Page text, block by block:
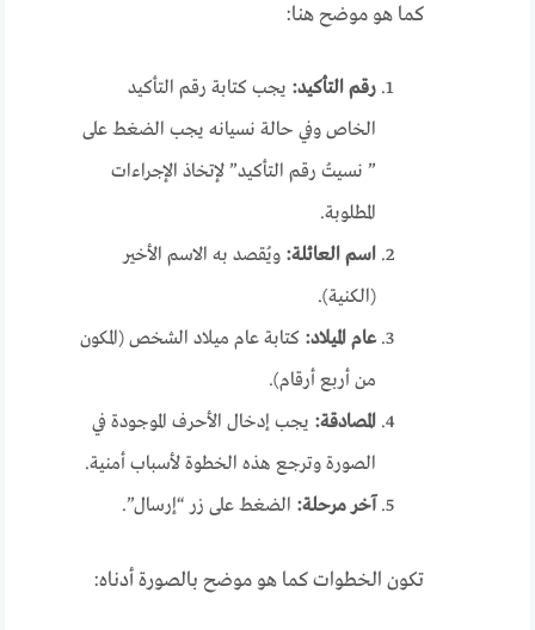
كما هو موضح هنا:
رقم التأكيد: يجب كتابة رقم التأكيد
الخاص وفي حالة نسيانه يجب الضغط على
” نسيتُ رقم التأكيد” لإتخاذ الإجراءات
المطلوبة.
اسم العائلة:ويُقصد به الاسم الأخير
(الكنية).
عام الميلاد: كتابة عام ميلاد الشخص (المكون
من أربع أرقام).
المصادقة: يجب إدخال الأحرف الموجودة في
الصورة وترجع هذه الخطوة لأسباب أمنية.
آخر مرحلة: الضغط على زر “إرسال”.
تكون الخطوات كما هو موضح بالصورة أدناه: